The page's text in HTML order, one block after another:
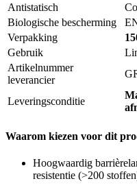
Antistatisch
Biologische bescherming
Verpakking
Gebruik
Artikelnummer
leverancier
Leveringsconditie
Waarom kiezen voor dit
Hoogwaardig
resistentie (>200